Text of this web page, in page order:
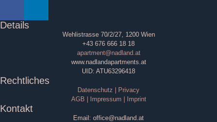
Details
Wehlistrasse 70/2/27, 1200 Wien
+43 676 666 18 18
apartment@nadland.at
www.nadlandapartments.at
UID: ATU63296418
Rechtliches
Datenschutz | Privacy
AGB | Impressum | Imprint
Kontakt
Email: office@nadland.at